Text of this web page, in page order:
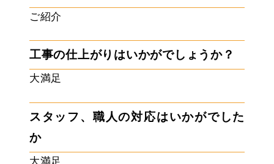
ご紹介
工事の仕上がりはいかがでしょうか？
大満足
スタッフ、職人の対応はいかがでした
か
大満足